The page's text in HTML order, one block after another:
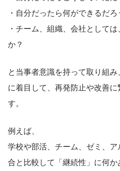
・自分だったら何ができるだろ
・チーム、組織、会社として
か？
と当事者意識を持って取り組
に着目して、再発防止や改善
す。
例えば、
学校や部活、チーム、ゼミ、
合と比較して「継続性」に何